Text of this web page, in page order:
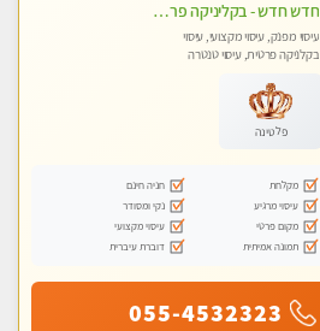
חדש חדש - בקליניקה פרטית בבת ים עיסוי לחידוש אנרגיות עיסוי מקצועי מומלץ מאוד ללא מין !!
עיסוי מפנק, עיסוי מקצועי, עיסוי
בקלניקה פרטית, עיסוי טנטרה
פלטינה
מקלחת
חניה חינם
עיסוי מרגיע
נקי ומסודר
מקום פרטי
עיסוי מקצועי
תמונה אמיתית
דוברת עיברית
055-4532323